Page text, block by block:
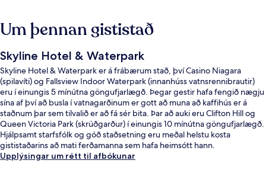
Um þennan gististað
Skyline Hotel & Waterpark
Skyline Hotel & Waterpark er á frábærum stað, því Casino Niagara
(spilavíti) og Fallsview Indoor Waterpark (innanhúss vatnsrennibrautir)
eru í einungis 5 mínútna göngufjarlægð. Þegar gestir hafa fengið nægju
sína af því að busla í vatnagarðinum er gott að muna að kaffihús er á
staðnum þar sem tilvalið er að fá sér bita. Þar að auki eru Clifton Hill og
Queen Victoria Park (skrúðgarður) í einungis 10 mínútna göngufjarlægð.
Hjálpsamt starfsfólk og góð staðsetning eru meðal helstu kosta
gististaðarins að mati ferðamanna sem hafa heimsótt hann.
Upplýsingar um rétt til afbókunar